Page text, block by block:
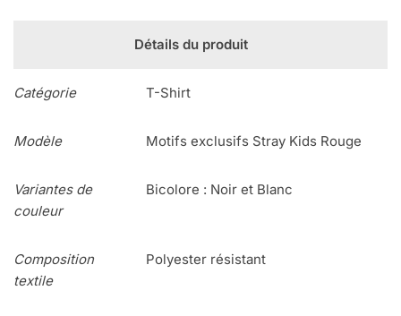
Détails du produit
Catégorie T-Shirt
Modèle Motifs exclusifs Stray Kids Rouge
Variantes de
couleur
Bicolore : Noir et Blanc
Composition
textile
Polyester résistant